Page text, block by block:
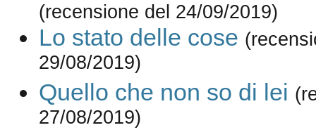
(recensione del 24/09/2019)
Lo stato delle cose
29/08/2019)
Quello che non so di lei
27/08/2019)